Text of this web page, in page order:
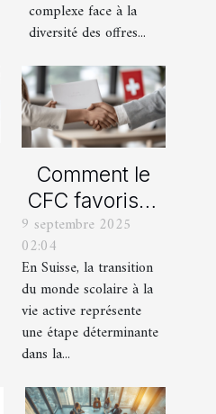
complexe face à la
diversité des offres...
Comment le
CFC favorise-
t-il l'insertion
professionnelle
en Suisse ?
9 septembre 2025
02:04
En Suisse, la transition
du monde scolaire à la
vie active représente
une étape déterminante
dans la...